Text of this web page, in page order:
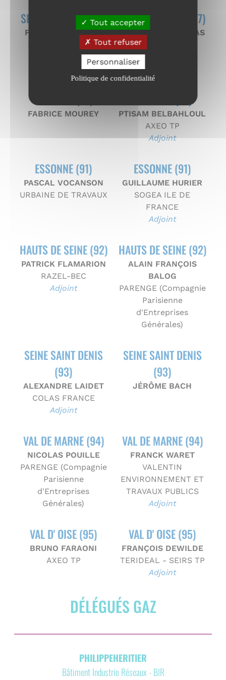
SEINE ET MARNE (77)
FABIO ZAPPAVIGNA
EHTP - Entreprise
Hydraulique et
Travaux Publics
SEINE ET MARNE (77)
CHRISTOPHE MATIAS
ALPHA T.P.
FABRICE MOUREY
PTISAM BELBAHLOUL
AXEO TP
Adjoint
ESSONNE (91)
PASCAL VOCANSON
URBAINE DE TRAVAUX
ESSONNE (91)
GUILLAUME HURIER
SOGEA ILE DE
FRANCE
Adjoint
HAUTS DE SEINE (92)
PATRICK FLAMARION
RAZEL-BEC
Adjoint
HAUTS DE SEINE (92)
ALAIN FRANÇOIS
BALOG
PARENGE (Compagnie
Parisienne
d'Entreprises
Générales)
SEINE SAINT DENIS
(93)
ALEXANDRE LAIDET
COLAS FRANCE
Adjoint
SEINE SAINT DENIS
(93)
JÉRÔME BACH
VAL DE MARNE (94)
NICOLAS POUILLE
PARENGE (Compagnie
Parisienne
d'Entreprises
Générales)
VAL DE MARNE (94)
FRANCK WARET
VALENTIN
ENVIRONNEMENT ET
TRAVAUX PUBLICS
Adjoint
VAL D' OISE (95)
BRUNO FARAONI
AXEO TP
VAL D' OISE (95)
FRANÇOIS DEWILDE
TERIDEAL - SEIRS TP
Adjoint
DÉLÉGUÉS GAZ
PHILIPPEHERITIER
Bâtiment Industrie Réseaux - BIR
Tout accepter
Tout refuser
Personnaliser
Politique de confidentialité